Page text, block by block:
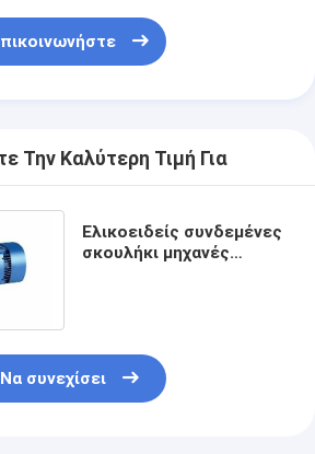
Την Καλύτερη Τιμή Για
Ελικοειδείς συνδεμένες
σκουλήκι μηχανές
Να συνεχίσει